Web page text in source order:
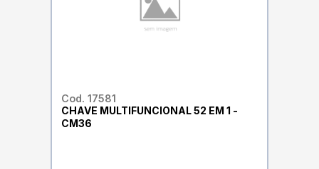
Cod. 17581
CHAVE MULTIFUNCIONAL 52 EM 1 -
CM36